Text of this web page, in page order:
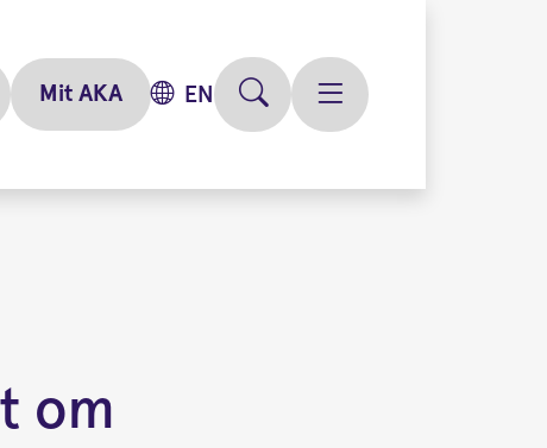
Mit AKA EN
om